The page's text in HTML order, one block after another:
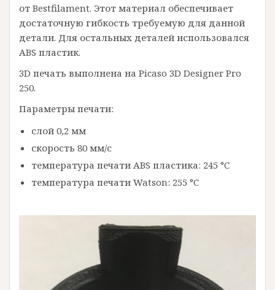
от Bestfilament. Этот материал обеспечивает
достаточную гибкость требуемую для данной
детали. Для остальных деталей использовался
ABS пластик.
3D печать выполнена на Picaso 3D Designer Pro
250.
Параметры печати:
слой 0,2 мм
скорость 80 мм/с
температура печати ABS пластика: 245 °C
температура печати Watson: 255 °C